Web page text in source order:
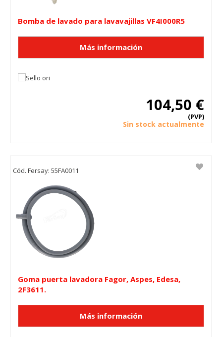
Bomba de lavado para lavavajillas VF4I000R5
104,50 €
(PVP)
Sin stock actualmente
Goma puerta lavadora Fagor, Aspes, Edesa,
2F3611.
Cód. Fersay: 55FA0011